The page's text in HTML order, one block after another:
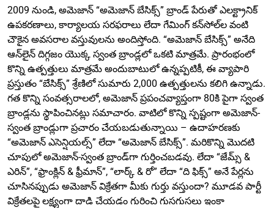
2009 నుండి, అమెజాన్ “అమెజాన్ బేసిక్స్” బ్రాండ్ పేరుతో ఎలక్ట్రానిక్
ఉపకరణాలు, కార్యాలయ సరఫరాలు లేదా గేమింగ్ కన్‌సోల్‌ల వంటి
చౌకైన అవసరాల వస్తువులను అందిస్తోంది. “అమెజాన్ బేసిక్స్” అనేది
ఆన్‌లైన్ దిగ్గజం యొక్క స్వంత బ్రాండ్లలో ఒకటి మాత్రమే. ప్రారంభంలో
కొన్ని ఉత్పత్తులు మాత్రమే అందుబాటులో ఉన్నప్పటికీ, ఈ వ్యాపారి
ప్రస్తుతం “బేసిక్స్” శ్రేణిలో సుమారు 2,000 ఉత్పత్తులను కలిగి ఉన్నాడు.
గత కొన్ని సంవత్సరాలలో, అమెజాన్ ప్రపంచవ్యాప్తంగా 80కి పైగా స్వంత
బ్రాండ్లను స్థాపించినట్లు సమాచారం. వాటిలో కొన్ని స్పష్టంగా అమెజాన్-
స్వంత బ్రాండ్లుగా ప్రచారం చేయబడుతున్నాయి – ఉదాహరణకు
“అమెజాన్ ఎసెన్షియల్స్” లేదా “అమెజాన్ బేసిక్స్”. మరికొన్ని మొదటి
చూపులో అమెజాన్-స్వంత బ్రాండ్‌గా గుర్తించబడవు. లేదా “జేమ్స్ &
ఎరిన్”, “ఫ్రాంక్లిన్ & ఫ్రీమాన్”, “లార్క్ & రో” లేదా “ది ఫిక్స్” అనే పేర్లను
చూసినప్పుడు అమెజాన్ విక్రేతగా మీకు గుర్తు వస్తుందా? మూడవ పార్టీ
విక్రేతలపై లక్ష్యంగా దాడి చేయడం గురించి గుసగుసలు ఇంకా